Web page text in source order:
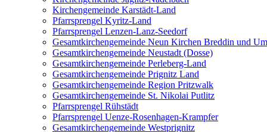
Kirchengemeinde Karstädt-Land
Pfarrsprengel Kyritz-Land
Pfarrsprengel Lenzen-Lanz-Seedorf
Gesamtkirchengemeinde Neun Kirchen Breddin und
Gesamtkirchengemeinde Neustadt (Dosse)
Gesamtkirchengemeinde Perleberg-Land
Gesamtkirchengemeinde Prignitz Land
Gesamtkirchengemeinde Region Pritzwalk
Gesamtkirchengemeinde St. Nikolai Putlitz
Pfarrsprengel Rühstädt
Pfarrsprengel Uenze-Rosenhagen-Krampfer
Gesamtkirchengemeinde Westprignitz